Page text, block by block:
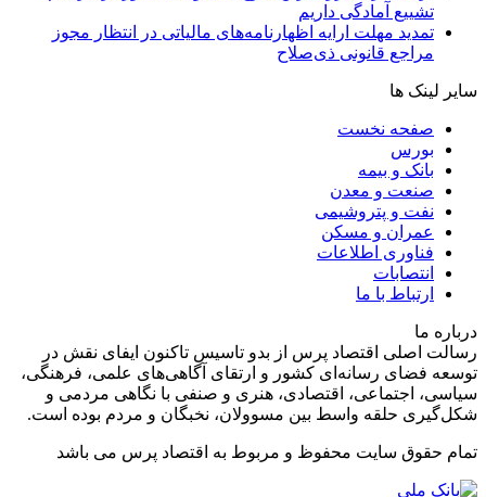
تشییع آمادگی داریم
تمدید مهلت ارایه اظهارنامه‌های مالیاتی در انتظار مجوز
مراجع قانونی ذی‌‏صلاح
سایر لینک ها
صفحه نخست
بورس
بانک و بیمه
صنعت و معدن
نفت و پتروشیمی
عمران و مسکن
فناوری اطلاعات
انتصابات
ارتباط با ما
درباره ما
رسالت اصلی اقتصاد پرس از بدو تاسیس تاکنون ایفای نقش در
توسعه فضای رسانه‌ای کشور و ارتقای آگاهی‌های علمی، فرهنگی،
سیاسی، اجتماعی، اقتصادی، هنری و صنفی با نگاهی مردمی و
شکل‌گیری حلقه واسط بین مسوولان، نخبگان و مردم بوده است.
تمام حقوق سایت محفوظ و مربوط به اقتصاد پرس می باشد